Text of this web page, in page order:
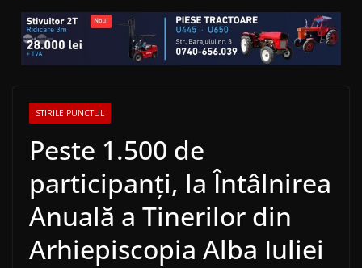
STIRILE PUNCTUL
Peste 1.500 de
participanţi, la Întâlnirea
Anuală a Tinerilor din
Arhiepiscopia Alba Iuliei